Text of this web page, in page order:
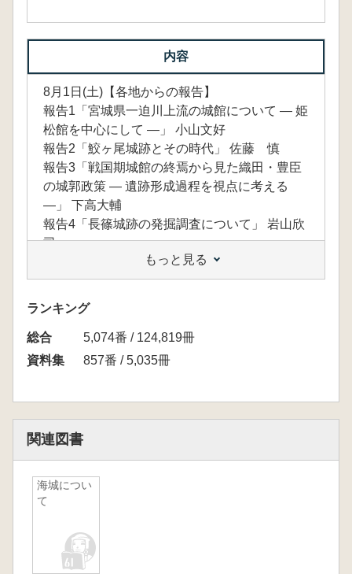
内容
8月1日(土)【各地からの報告】
報告1「宮城県一迫川上流の城館について ― 姫
松館を中心にして ―」 小山文好
報告2「鮫ヶ尾城跡とその時代」 佐藤 慎
報告3「戦国期城館の終焉から見た織田・豊臣
の城郭政策 ― 遺跡形成過程を視点に考える
―」 下高大輔
報告4「長篠城跡の発掘調査について」 岩山欣
司
報告5「備前・備中境目地域の城館と大名間抗
争 ― 岡山市下足守の城郭遺構をめぐって ―」
畑 和良
8月2日(日)【シンポジウム「大名系城郭を問
う」】
報告2「南奥羽における城郭の変遷」 石田明夫
報告3「縄張の変化と戦国大名の軍事力」 西股
※2008年度(伊勢大会)は当日で品切れとなって
でした。
もっと見る
ランキング
総合
5,074番 / 124,819冊
資料集
857番 / 5,035冊
関連図書
海城につい
て